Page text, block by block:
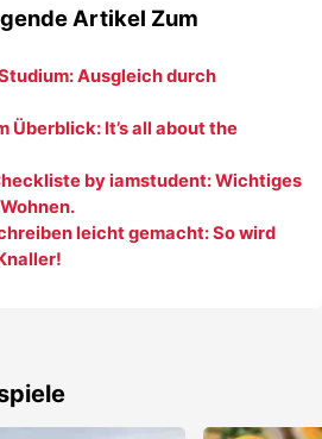
Artikel Zum
Ausgleich durch
Überblick: It’s all about the
by iamstudent: Wichtiges
leicht gemacht: So wird